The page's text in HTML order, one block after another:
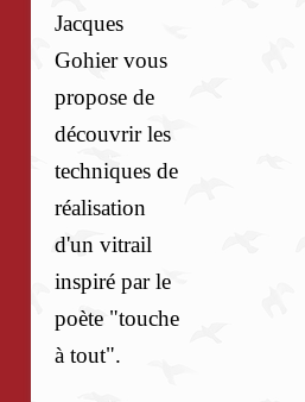
Jacques
Gohier vous
propose de
découvrir les
techniques de
réalisation
d'un vitrail
inspiré par le
poète "touche
à tout".